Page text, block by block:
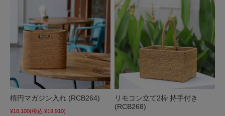
楕円マガジン入れ (RCB264)
¥18,100(税込 ¥19,910)
リモコン立て2枠 持手付き
(RCB268)